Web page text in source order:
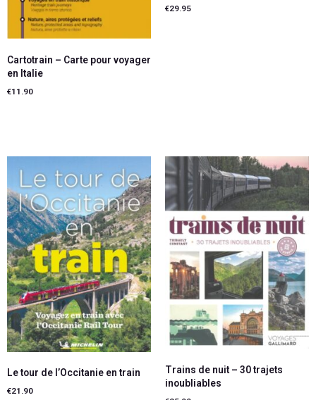
Cartotrain – Carte pour voyager
en Italie
€11.90
€29.95
Le tour de l’Occitanie en train
€21.90
Trains de nuit – 30 trajets
inoubliables